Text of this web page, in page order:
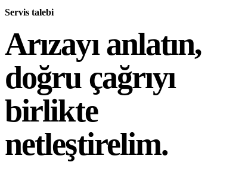
Servis talebi
Arızayı anlatın,
doğru çağrıyı
birlikte
netleştirelim.